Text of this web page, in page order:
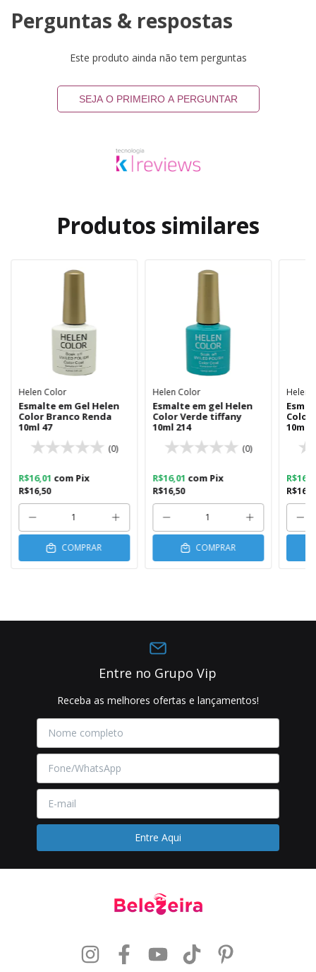
Perguntas & respostas
Este produto ainda não tem perguntas
SEJA O PRIMEIRO A PERGUNTAR
Produtos similares
Helen Color
Esmalte em Gel Helen
Color Branco Renda
10ml 47
(0)
R$16,50
R$16,01 com Pix
COMPRAR
Helen Color
Esmalte em gel Helen
Color Verde tiffany
10ml 214
(0)
R$16,50
R$16,01 com Pix
COMPRAR
Helen
Color
10ml
Entre no Grupo Vip
Receba as melhores ofertas e lançamentos!